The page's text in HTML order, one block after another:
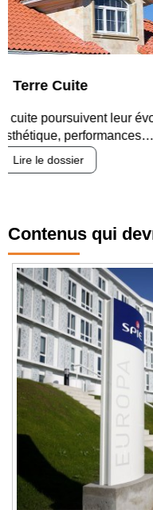
Entre circulation,
Contenus qui